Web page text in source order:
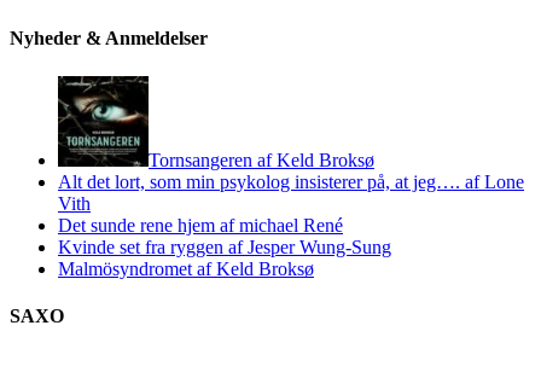
Nyheder & Anmeldelser
Tornsangeren af Keld Broksø
Alt det lort, som min psykolog insisterer på, at jeg…. af Lone
Vith
Det sunde rene hjem af michael René
Kvinde set fra ryggen af Jesper Wung-Sung
Malmösyndromet af Keld Broksø
SAXO